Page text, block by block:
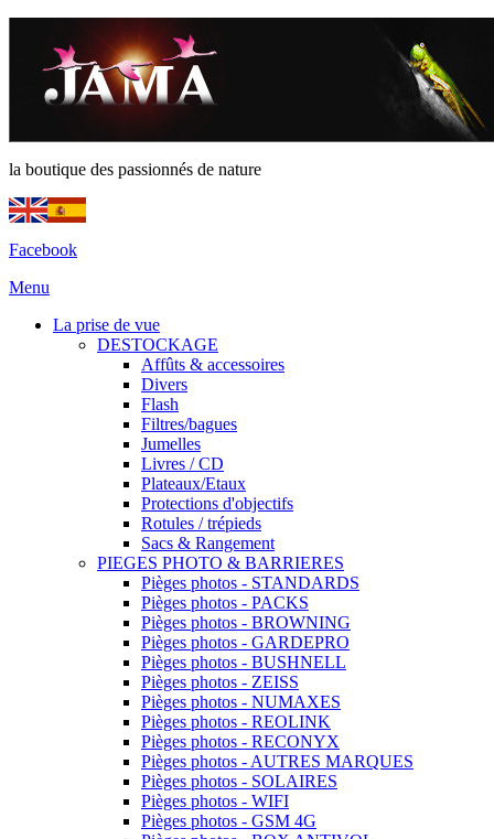
la boutique des passionnés de nature
Facebook
Menu
La prise de vue
DESTOCKAGE
Affûts & accessoires
Divers
Flash
Filtres/bagues
Jumelles
Livres / CD
Plateaux/Etaux
Protections d'objectifs
Rotules / trépieds
Sacs & Rangement
PIEGES PHOTO & BARRIERES
Pièges photos - STANDARDS
Pièges photos - PACKS
Pièges photos - BROWNING
Pièges photos - GARDEPRO
Pièges photos - BUSHNELL
Pièges photos - ZEISS
Pièges photos - NUMAXES
Pièges photos - REOLINK
Pièges photos - RECONYX
Pièges photos - AUTRES MARQUES
Pièges photos - SOLAIRES
Pièges photos - WIFI
Pièges photos - GSM 4G